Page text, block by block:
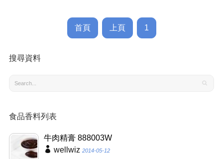
首頁 上頁 1
搜尋資料
食品香料列表
牛肉精膏 888003W
wellwiz 2014-05-12